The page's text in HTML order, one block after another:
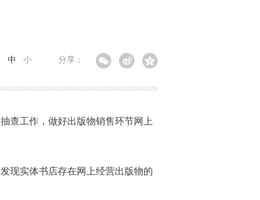
分享：
中 小
查工作，做好出版物销售环节网上
现实体书店存在网上经营出版物的